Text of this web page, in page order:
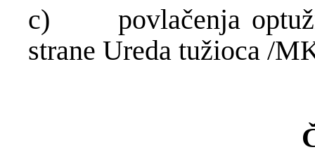
c) povlačenja
strane Ureda tužioca /